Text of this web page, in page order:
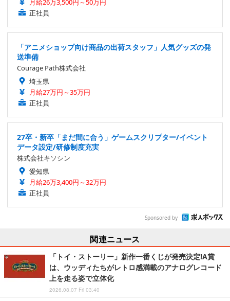
月給26万3,500円～50万円
正社員
「アニメショップ向け商品の出荷スタッフ」人気グッズの発
送準備
Courage Path株式会社
埼玉県
月給27万円～35万円
正社員
27卒・新卒「まだ間に合う」ゲームスクリプター/イベント
データ設定/研修制度充実
株式会社キソシン
愛知県
月給26万3,400円～32万円
正社員
Sponsored by
関連ニュース
「トイ・ストーリー」新作一番くじが発売決定!A賞
は、ウッディたちがレトロ感満載のアナログレコード
上を走る姿で立体化
2026.08.07 Fri 03:40